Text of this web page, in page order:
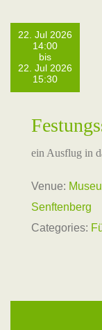
22. Jul 2026
14:00
bis
22. Jul 2026
15:30
ein Ausflug in
Venue:
Senftenberg
Categories: